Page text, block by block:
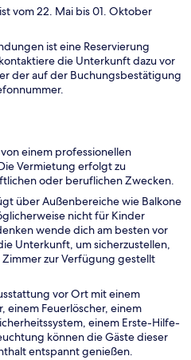
vom 22. Mai bis 01. Oktober
ist eine Reservierung
die Unterkunft dazu vor
der auf der Buchungsbestätigung
einem professionellen
Vermietung erfolgt zu
oder beruflichen Zwecken.
über Außenbereiche wie Balkone
nicht für Kinder
wende dich am besten vor
Unterkunft, um sicherzustellen,
Zimmer zur Verfügung gestellt
vor Ort mit einem
einem Feuerlöscher, einem
einem Erste-Hilfe-
können die Gäste dieser
entspannt genießen.